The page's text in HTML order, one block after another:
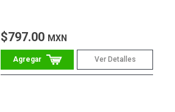
$797.00 MXN
Ver Detalles